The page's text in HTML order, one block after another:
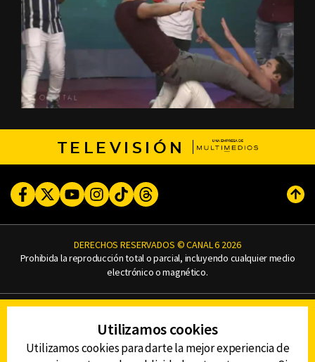
TELEVISIÓN
FacebookTwitterYoutubeInstagram
TikTokThreads
DERECHOS RESERVADOS © CANAL 6 2026
Prohibida la reproducción total o parcial, incluyendo cualquier medio
electrónico o magnético.
AVISO DE PRIVACIDAD
DEFENSORÍA DE LAS AUDIENCIAS
Utilizamos cookies
Utilizamos cookies para darte la mejor experiencia de